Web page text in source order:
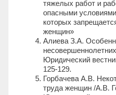
тяжелых работ и
опасными
которых
женщин»
Алиева З.А.
Юридический
125-129.
Горбачева А.В.
труда женщин /А.В.